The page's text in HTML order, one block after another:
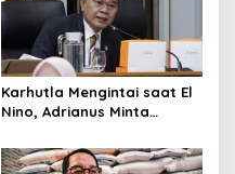
Karhutla Mengintai saat El
Nino, Adrianus Minta
Bergerak Lebih Serius